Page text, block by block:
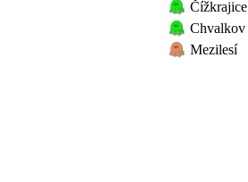
Čížkrajice
Chvalkov
Mezilesí